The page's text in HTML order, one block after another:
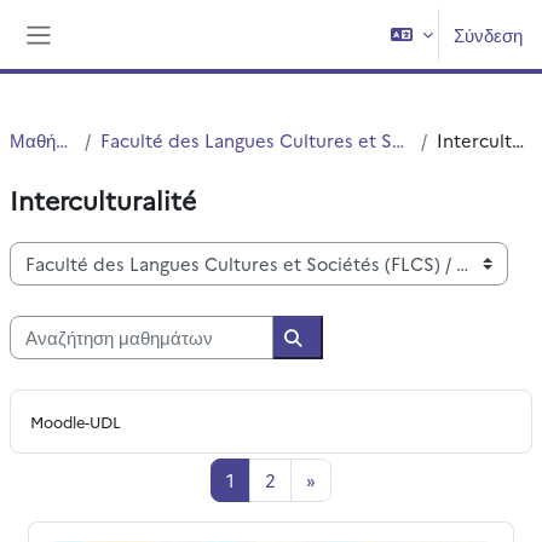
Σύνδεση
Μαθήματα Faculté des Langues Cultures et Sociétés (FLCS) Interculturalité
Interculturalité
Κατηγορίες μαθημάτων
Αναζήτηση μαθημάτων
Αναζήτηση μαθημάτων
Moodle-UDL
1 Σελίδα 1
2 Σελίδα 2
»